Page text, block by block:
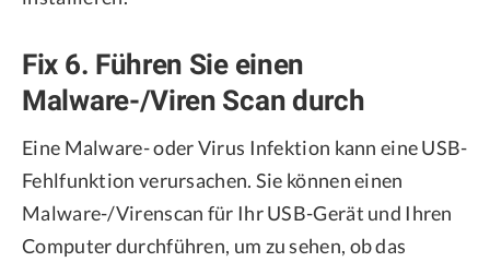
Fix 6. Führen Sie einen
Malware-/Viren Scan durch
Eine Malware- oder Virus Infektion kann eine USB-
Fehlfunktion verursachen. Sie können einen
Malware-/Virenscan für Ihr USB-Gerät und Ihren
Computer durchführen, um zu sehen, ob das